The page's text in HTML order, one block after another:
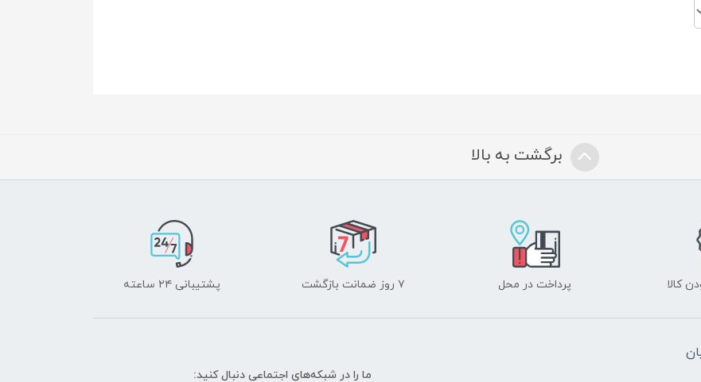
برگشت به بالا
کالا پرداخت در محل ۷ روز ضمانت بازگشت پشتیبانی ۲۴ ساعته
ما را در شبکه‌های اجتماعی دنبال کنید: